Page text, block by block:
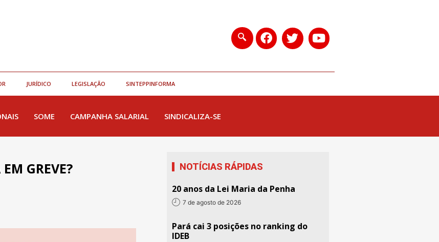
JURÍDICO LEGISLAÇÃO SINTEPPINFORMA
SOME CAMPANHA SALARIAL SINDICALIZA-SE
GREVE? NOTÍCIAS RÁPIDAS
20 anos da Lei Maria da Penha
7 de agosto de 2026
Pará cai 3 posições no ranking do
IDEB